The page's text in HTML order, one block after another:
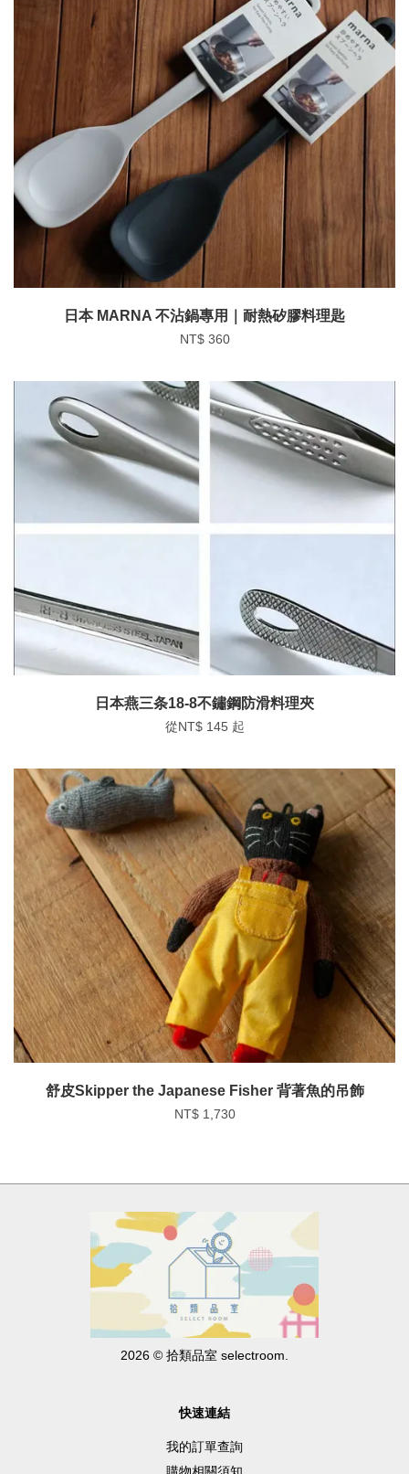
日本 MARNA 不沾鍋專用｜耐熱矽膠料理匙
NT$ 360
日本燕三条18-8不鏽鋼防滑料理夾
從 NT$ 145 起
舒皮Skipper the Japanese Fisher 背著魚的吊飾
NT$ 1,730
2026 © 拾類品室 selectroom.
快速連結
我的訂單查詢